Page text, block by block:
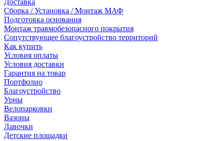
Доставка
Сборка / Установка / Монтаж МАФ
Подготовка основания
Монтаж травмобезопасного покрытия
Сопутствующее благоустройство территорий
Как купить
Условия оплаты
Условия доставки
Гарантия на товар
Портфолио
Благоустройство
Урны
Велопарковки
Вазоны
Лавочки
Детские площадки